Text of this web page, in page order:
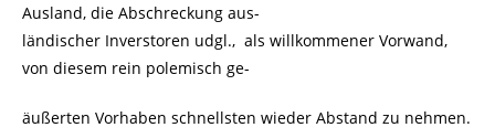
Ausland, die Abschreckung aus-
ländischer Inverstoren udgl., als willkommener Vorwand,
von diesem rein polemisch ge-
äußerten Vorhaben schnellsten wieder Abstand zu nehmen.